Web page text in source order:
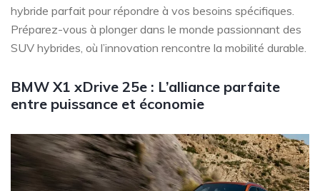
hybride parfait pour répondre à vos besoins spécifiques.
Préparez-vous à plonger dans le monde passionnant des
SUV hybrides, où l’innovation rencontre la mobilité durable.
BMW X1 xDrive 25e : L’alliance parfaite
entre puissance et économie